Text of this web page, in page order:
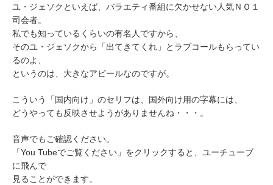
ユ・ジェソクといえば、バラエティ番組に欠かせない人気ＮＯ１
司会者。
私でも知っているくらいの有名人ですから、
そのユ・ジェソクから「出てきてくれ」とラブコールもらってい
るのよ、
というのは、大きなアピールなのですが。
こういう「国内向け」のセリフは、国外向け用の字幕には、
どうやっても反映させようがありませんね・・・。
音声でもご確認ください。
「You Tubeでご覧ください」をクリックすると、ユーチューブ
に飛んで
見ることができます。